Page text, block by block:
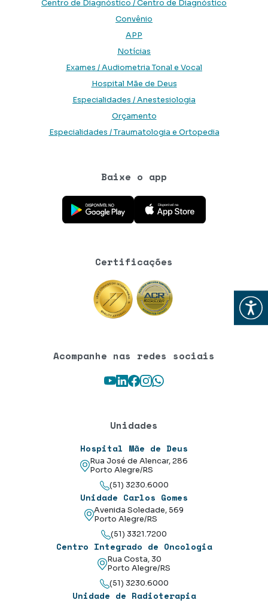
Abrir
Centro de Diagnóstico / Centro de Diagnóstico
Convênio
APP
Notícias
Exames / Audiometria Tonal e Vocal
Hospital Mãe de Deus
Especialidades / Anestesiologia
Orçamento
Especialidades / Traumatologia e Ortopedia
Baixe o app
Baixe o aplicativo na Google Play Store
Baixe o aplicativo na App Store
Certificações
Acompanhe nas redes sociais
Youtube
LinkedIn
Facebook
Instagram
WhatsApp
Unidades
Hospital Mãe de Deus
Rua José de Alencar, 286
Porto Alegre/RS
(51) 3230.6000
Unidade Carlos Gomes
Avenida Soledade, 569
Porto Alegre/RS
(51) 3321.7200
Centro Integrado de Oncologia
Rua Costa, 30
Porto Alegre/RS
(51) 3230.6000
Unidade de Radioterapia